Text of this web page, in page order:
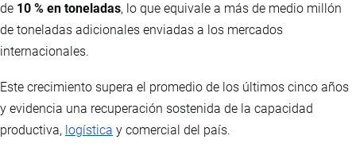
de 10 % en toneladas, lo que equivale a más de medio millón
de toneladas adicionales enviadas a los mercados
internacionales.
Este crecimiento supera el promedio de los últimos cinco años
y evidencia una recuperación sostenida de la capacidad
productiva, logística y comercial del país.